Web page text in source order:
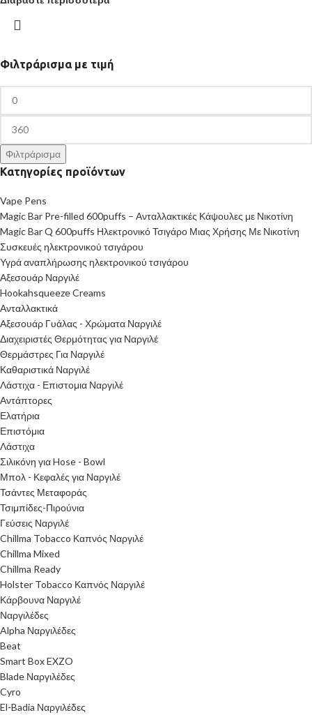
Φιλτράρισμα με τιμή
Φιλτράρισμα
Κατηγορίες προϊόντων
Vape Pens
Magic Bar Pre-filled 600puffs – Ανταλλακτικές Κάψουλες με Νικοτίνη
Magic Bar Q 600puffs Ηλεκτρονικό Τσιγάρο Μιας Χρήσης Με Νικοτίνη
Συσκευές ηλεκτρονικού τσιγάρου
Υγρά αναπλήρωσης ηλεκτρονικού τσιγάρου
Αξεσουάρ Ναργιλέ
Hookahsqueeze Creams
Ανταλλακτικά
Αξεσουάρ Γυάλας - Χρώματα Ναργιλέ
Διαχειριστές Θερμότητας για Ναργιλέ
Θερμάστρες Για Ναργιλέ
Καθαριστικά Ναργιλέ
Λάστιχα - Επιστομια Ναργιλέ
Αντάπτορες
Ελατήρια
Επιστόμια
Λάστιχα
Σιλικόνη για Hose - Bowl
Μπολ - Κεφαλές για Ναργιλέ
Τσάντες Μεταφοράς
Τσιμπίδες-Πιρούνια
Γεύσεις Ναργιλέ
Chillma Tobacco Καπνός Ναργιλέ
Chillma Mixed
Chillma Ready
Holster Tobacco Καπνός Ναργιλέ
Κάρβουνα Ναργιλέ
Ναργιλέδες
Alpha Ναργιλέδες
Beat
Smart Box EXZO
Blade Ναργιλέδες
Cyro
El-Badia Ναργιλέδες